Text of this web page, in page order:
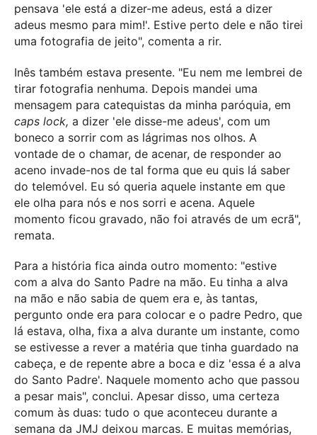
pensava 'ele está a dizer-me adeus, está a dizer
adeus mesmo para mim!'. Estive perto dele e não tirei
uma fotografia de jeito", comenta a rir.
Inês também estava presente. "Eu nem me lembrei de
tirar fotografia nenhuma. Depois mandei uma
mensagem para catequistas da minha paróquia, em
caps lock, a dizer 'ele disse-me adeus', com um
boneco a sorrir com as lágrimas nos olhos. A
vontade de o chamar, de acenar, de responder ao
aceno invade-nos de tal forma que eu quis lá saber
do telemóvel. Eu só queria aquele instante em que
ele olha para nós e nos sorri e acena. Aquele
momento ficou gravado, não foi através de um ecrã",
remata.
Para a história fica ainda outro momento: "estive
com a alva do Santo Padre na mão. Eu tinha a alva
na mão e não sabia de quem era e, às tantas,
pergunto onde era para colocar e o padre Pedro, que
lá estava, olha, fixa a alva durante um instante, como
se estivesse a rever a matéria que tinha guardado na
cabeça, e de repente abre a boca e diz 'essa é a alva
do Santo Padre'. Naquele momento acho que passou
a pesar mais", conclui. Apesar disso, uma certeza
comum às duas: tudo o que aconteceu durante a
semana da JMJ deixou marcas. E muitas memórias,